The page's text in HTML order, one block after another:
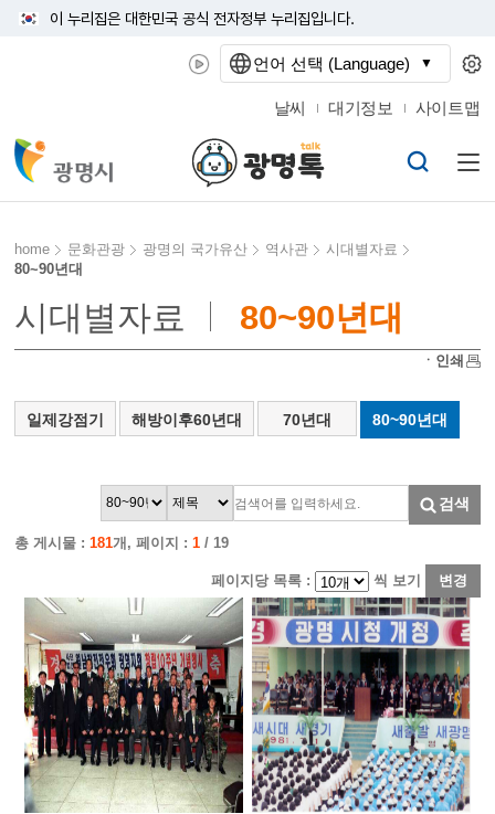
이 누리집은 대한민국 공식 전자정부 누리집입니다.
날씨 대기정보 사이트맵
home 문화관광 광명의 국가유산 역사관
시대별자료
80~90년대
시대별자료 80~90년대
ㆍ인쇄
일제강점기 해방이후60년대 70년대 80~90년대
검색
총 게시물 :181개, 페이지 :1 / 19
페이지당 목록 : 씩 보기 변경
언어 선택 (Language)